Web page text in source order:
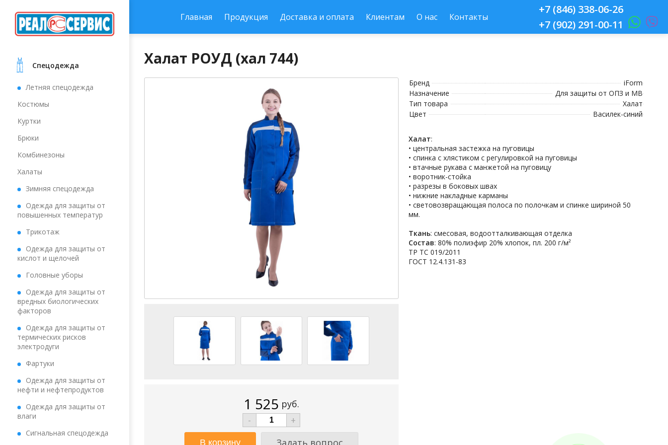
Cпецодежда
Летняя спецодежда
Костюмы
Куртки
Брюки
Комбинезоны
Халаты
Зимняя спецодежда
Одежда для защиты от
повышенных температур
Трикотаж
Одежда для защиты от
кислот и щелочей
Головные уборы
Одежда для защиты от
вредных биологических
факторов
Одежда для защиты от
термических рисков
электродуги
Фартуки
Одежда для защиты от
нефти и нефтепродуктов
Одежда для защиты от
влаги
Сигнальная спецодежда
Главная Продукция Доставка и оплата Клиентам О нас Контакты
+7 (846) 338-06-26
+7 (902) 291-00-11
Халат РОУД (хал 744)
1 525 руб.
-
+
Задать вопрос
Бренд
iForm
Назначение
Для защиты от ОПЗ и МВ
Тип товара
Халат
Цвет
Василек-синий
Халат:
• центральная застежка на пуговицы
• спинка с хлястиком с регулировкой на пуговицы
• втачные рукава с манжетой на пуговицу
• воротник-стойка
• разрезы в боковых швах
• нижние накладные карманы
• световозвращающая полоса по полочкам и спинке шириной 50
мм.
Ткань: смесовая, водоотталкивающая отделка
Состав: 80% полиэфир 20% хлопок, пл. 200 г/м²
ТР ТС 019/2011
ГОСТ 12.4.131-83